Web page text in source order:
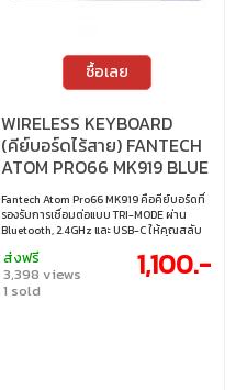
ซื้อเลย
WIRELESS KEYBOARD
(คีย์บอร์ดไร้สาย) FANTECH
ATOM PRO66 MK919 BLUE
SWITCH RGB EN/TH -
GRAY + ACK04 BLUE
KEYCAP
Fantech Atom Pro66 MK919 คือคีย์บอร์ดที่
รองรับการเชื่อมต่อแบบ TRI-MODE ผ่าน
Bluetooth, 2.4GHz และ USB-C ให้คุณสลับ
ปรับแต่งได้ตามใจ พร้อมไฟ RGB ด้านข้างที่
เพิ่มความสวยงามและความทันสมัย ปุ่ม
ควบคุมแบบ KNOB เดียวช่วยปรับไฟและเสียง
ส่งฟรี
3,398 views
1 sold
1,100.-